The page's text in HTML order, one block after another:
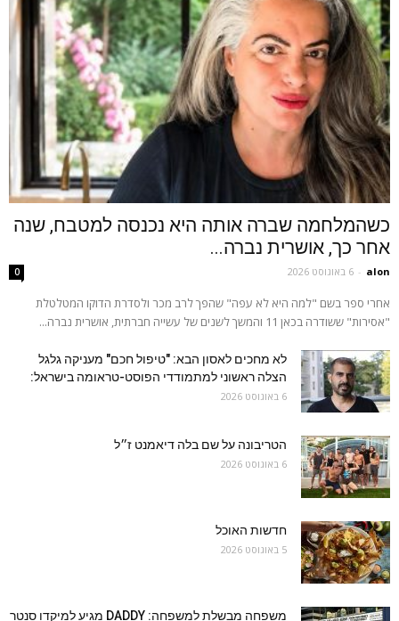
כשהמלחמה שברה אותה היא נכנסה למטבח, שנה
אחר כך, אושרית נברה...
alon
- 6 באוגוסט 2026 0
אחרי ספר בשם "למה היא לא עפה" שהפך לרב מכר ולסדרת הדוקו המטלטלת
"אסירות" ששודרה בכאן 11 והמשך לשנים של עשייה חברתית, אושרית נברה...
לא מחכים לאסון הבא: "טיפול חכם" מעניקה גלגל
הצלה ראשוני למתמודדי הפוסט-טראומה בישראל:
6 באוגוסט 2026
הטריבונה על שם בלה דיאמנט ז״ל
6 באוגוסט 2026
חדשות האוכל
5 באוגוסט 2026
משפחה מבשלת למשפחה: DADDY מגיע למיקדו סנטר